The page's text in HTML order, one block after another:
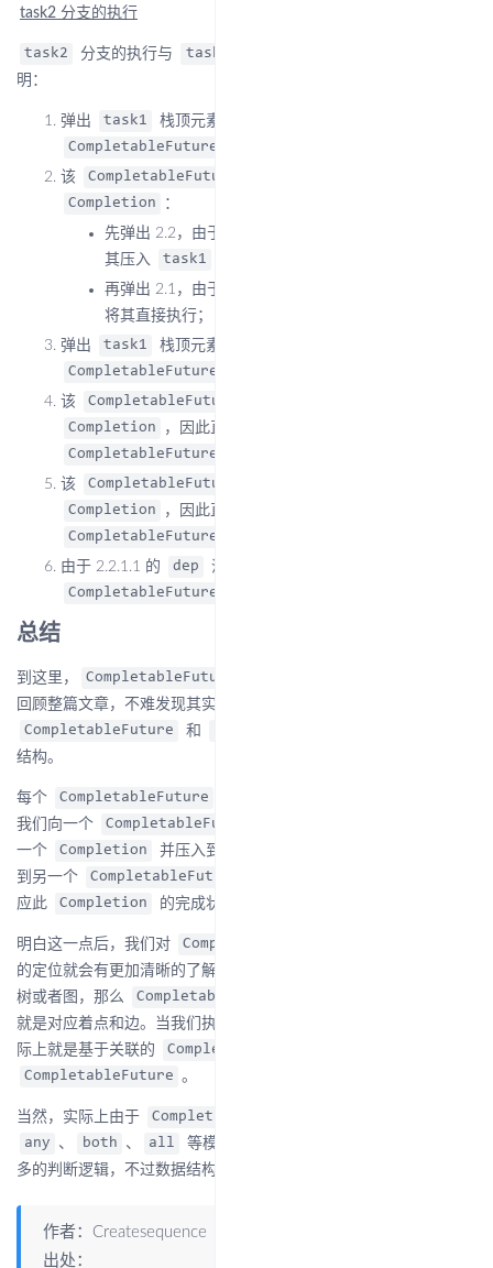
task2 分支的执行
task2 分支的执行与 task3
明：
弹出 task1 栈顶元素 2 并执行，返回
CompletableFuture
该
CompletableFuture
Completion
：
先弹出 2.2，由于 2.2 不是栈中最后一个元素，因此将
其压入
task1
再弹出 2.1，由于 2.1 已经是栈中最后一个元素，因此
将其直接执行；
弹出
task1 栈顶元素 2.1 并执行，返回
CompletableFuture
该
CompletableFuture
Completion
，因此直接执行并返回
CompletableFuture
该
CompletableFuture
Completion
，因此直接执行并返回
CompletableFuture
由于 2.2.1.1 的
dep
没有指向任何
CompletableFuture
总结
到这里， CompletableFuture
回顾整篇文章，不难发现其实大部分内容其实还是在说明以
CompletableFuture
和
结构。
每个 CompletableFuture
我们向一个
CompletableFuture
一个
Completion 并压入到栈中。而每个
到另一个
CompletableFuture
应此
Completion 的完成状态。
明白这一点后，我们对 CompletableFuture
的定位就会有更加清晰的了解，如果我们将整个复杂异步流程视为
树或者图，那么
CompletableFuture
就是对应着点和边。当我们执行一个
际上就是基于关联的
Completion
CompletableFuture 。
当然，实际上由于 CompletableFuture
any
、 both 、 all
等模式，因此实际在执行的时候还会有更
多的判断逻辑，不过数据结构是不会变的。
作者：Createsequence
出处：